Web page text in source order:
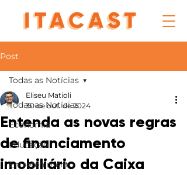
Post
Todas as Notícias
Economia
Educação
Entretenimento
Todas as Notícias
Entenda as novas regras
de financiamento
imobiliário da Caixa
Eliseu Matioli
30 de out. de 2024